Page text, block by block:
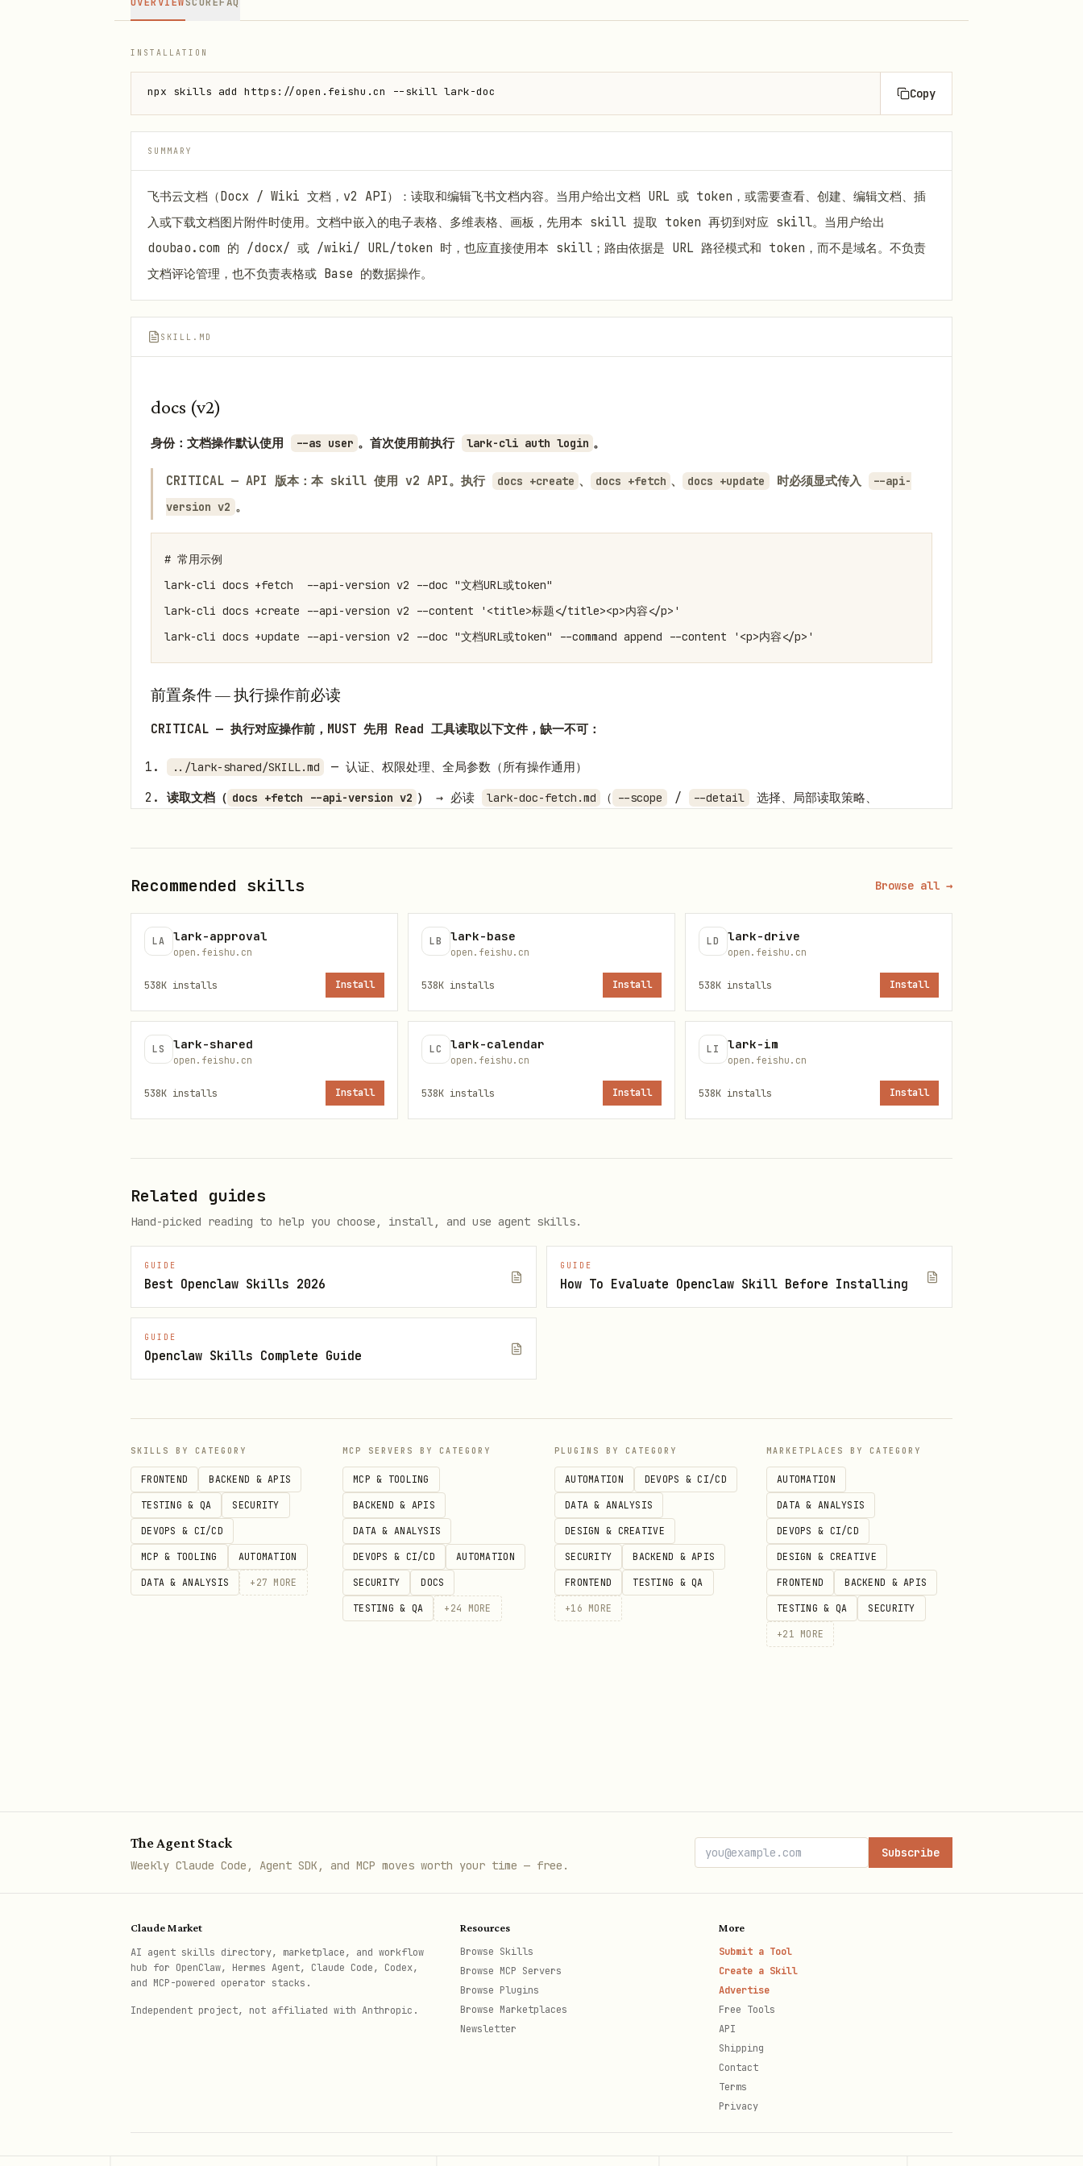
INSTALLATION
npx skills add https://open.feishu.cn --skill lark-doc Copy
SUMMARY
飞书云文档（Docx / Wiki 文档，v2 API）：读取和编辑飞书文档内容。当用户给出文档 URL 或 token，或需要查看、创建、编辑文档、插
入或下载文档图片附件时使用。文档中嵌入的电子表格、多维表格、画板，先用本 skill 提取 token 再切到对应 skill。当用户给出
doubao.com 的 /docx/ 或 /wiki/ URL/token 时，也应直接使用本 skill；路由依据是 URL 路径模式和 token，而不是域名。不负责
文档评论管理，也不负责表格或 Base 的数据操作。
SKILL.MD
docs (v2)
身份：文档操作默认使用 --as user 。首次使用前执行 lark-cli auth login 。
CRITICAL — API 版本：本 skill 使用 v2 API。执行 docs +create 、 docs +fetch 、 docs +update 时必须显式传入
--api-
version v2 。
# 常用示例
lark-cli docs +fetch  --api-version v2 --doc "文档URL或token"
lark-cli docs +create --api-version v2 --content '<title>标题</title><p>内容</p>'
lark-cli docs +update --api-version v2 --doc "文档URL或token" --command append --content '<p>内容</p>'
前置条件 — 执行操作前必读
CRITICAL — 执行对应操作前，MUST 先用 Read 工具读取以下文件，缺一不可：
../lark-shared/SKILL.md
— 认证、权限处理、全局参数（所有操作通用）
读取文档（ docs +fetch --api-version v2 ） → 必读 lark-doc-fetch.md （ --scope / --detail 选择、局部读取策略、
时加读 lark-doc-create-workflow.md
未读完以上文件就执行相应操作会导致参数选择错误、格式错误或样式不达标。
格式选择规则（全局）： （ docs +create ，或 docs +update --command append/overwrite 的整段写入）：XML
和 Markdown 都可以。用户提供 .md
本地文件、或明确说"导入 Markdown"时，直接用 Markdown；否则默认 XML（可用 callout、
grid、checkbox 等富 block）。 -精准编辑场景（ docs +update 的 str_replace / block_insert_after / block_replace
/ 等局部精修指令）：优先使用 XML（ --doc-format xml ，即默认值）。XML 能稳定表达
block 结构和样式，局部精修更可控；不要因为 Markdown 更简单就自行切换。
例：
已知文档 URL = https://xxx.feishu.cn/docx/doxcn123
应返回 https://xxx.feishu.cn/docx/doxcn123#blkcn456
用户需要在文档内创建、复制或移动资源块（画板、电子表格、多维表格等）时，必须先读取
写文档时，重要信息（核心流程、架构、对比、风险、路线图、关键指标、因果关系）优先规划为画板，不要只用文字或表格承载
新增画板必须隔离到 SubAgent：简单图由 SubAgent 直接插入 <whiteboard type="svg">完整 SVG</whiteboard>
用户说"看一下文档里的图片/附件/素材""预览素材" → 用
lark-cli docs +media-preview
用户明确说"下载素材" → 用 lark-cli docs +media-download
如果目标是画板/whiteboard/画板缩略图 → 只能用 lark-cli docs +media-download --type whiteboard （不要用 +media-
preview
拿到 spreadsheet URL/token 后 → 切到 lark-sheets
做对象内部操作
用户说"给文档加评论""查看评论""回复评论""给评论加/删除表情 reaction" → 切到
必须主动提取 token 并切到对应
id="..."> | vc-node-id -> note_id | lark-note ：先 note +detail --note-id <vc-node-id> | | <synced_reference src-
token="..." src-block-id="...">
-> block_id | 用 docs +fetch --api-
version v2 读取 src-token 文档，定位 block |
Shor
tcut
说明
+fet
ch
Fetch Lark document content (XML / Markdown)
Recommended skills Browse all →
LA lark-approval
open.feishu.cn
538K installs Install
LB lark-base
open.feishu.cn
538K installs Install
LD lark-drive
open.feishu.cn
538K installs Install
LS lark-shared
open.feishu.cn
538K installs Install
LC lark-calendar
open.feishu.cn
538K installs Install
LI lark-im
open.feishu.cn
538K installs Install
Related guides
Hand-picked reading to help you choose, install, and use agent skills.
GUIDE
Best Openclaw Skills 2026
GUIDE
How To Evaluate Openclaw Skill Before Installing
GUIDE
Openclaw Skills Complete Guide
SKILLS BY CATEGORY
FRONTEND BACKEND & APIS
TESTING & QA SECURITY
DEVOPS & CI/CD
MCP & TOOLING AUTOMATION
DATA & ANALYSIS + 27 MORE
MCP SERVERS BY CATEGORY
MCP & TOOLING
BACKEND & APIS
DATA & ANALYSIS
DEVOPS & CI/CD AUTOMATION
SECURITY DOCS
TESTING & QA + 24 MORE
PLUGINS BY CATEGORY
AUTOMATION DEVOPS & CI/CD
DATA & ANALYSIS
DESIGN & CREATIVE
SECURITY BACKEND & APIS
FRONTEND TESTING & QA
+16 MORE
MARKETPLACES BY CATEGORY
AUTOMATION
DATA & ANALYSIS
DEVOPS & CI/CD
DESIGN & CREATIVE
FRONTEND BACKEND & APIS
TESTING & QA SECURITY
+21 MORE
The Agent Stack
Weekly Claude Code, Agent SDK, and MCP moves worth your time — free.
Subscribe
Claude Market
AI agent skills directory, marketplace, and workflow
hub for OpenClaw, Hermes Agent, Claude Code, Codex,
and MCP-powered operator stacks.
Independent project, not affiliated with Anthropic.
Resources
Browse Skills
Browse MCP Servers
Browse Plugins
Browse Marketplaces
Newsletter
More
Submit a Tool
Create a Skill
Advertise
Free Tools
API
Shipping
Contact
Terms
Privacy